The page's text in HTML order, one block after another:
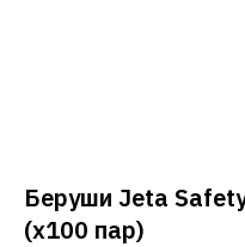
Беруши Jeta
(х100 пар)